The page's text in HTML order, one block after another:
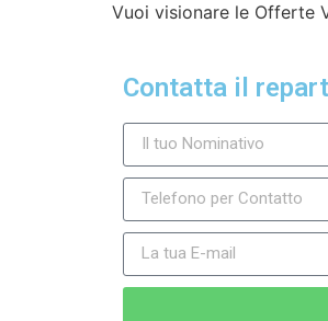
Vuoi visionare le Offerte
Contatta il